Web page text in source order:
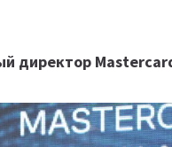
директор